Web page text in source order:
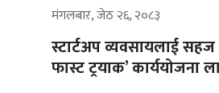
मंगलबार, जेठ २६, २०८३
स्टार्टअप व्यवसायलाई सहज
फास्ट ट्रयाक’ कार्ययोजना